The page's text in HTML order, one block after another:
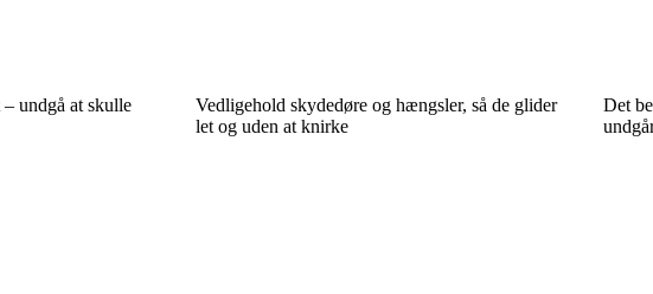
undgå at skulle
Vedligehold skydedøre og hængsler, så de glider
let og uden at knirke
Det